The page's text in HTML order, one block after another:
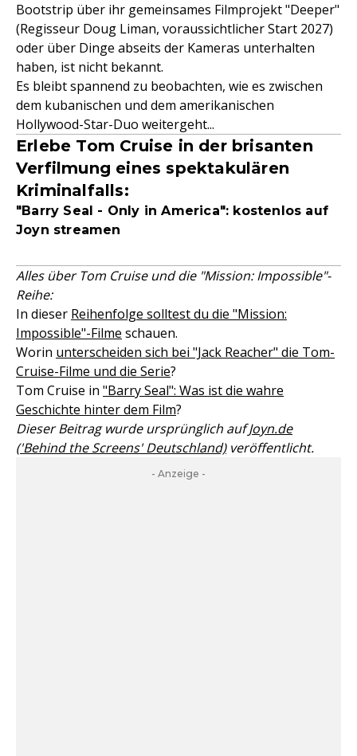
Bootstrip über ihr gemeinsames Filmprojekt "Deeper"
(Regisseur Doug Liman, voraussichtlicher Start 2027)
oder über Dinge abseits der Kameras unterhalten
haben, ist nicht bekannt.
Es bleibt spannend zu beobachten, wie es zwischen
dem kubanischen und dem amerikanischen
Hollywood-Star-Duo weitergeht...
Erlebe Tom Cruise in der brisanten
Verfilmung eines spektakulären
Kriminalfalls:
"Barry Seal - Only in America": kostenlos auf
Joyn streamen
Alles über Tom Cruise und die "Mission: Impossible"-
Reihe:
In dieser Reihenfolge solltest du die "Mission:
Impossible"-Filme schauen.
Worin unterscheiden sich bei "Jack Reacher" die Tom-
Cruise-Filme und die Serie?
Tom Cruise in "Barry Seal": Was ist die wahre
Geschichte hinter dem Film?
Dieser Beitrag wurde ursprünglich aufJoyn.de
('Behind the Screens' Deutschland)veröffentlicht.
- Anzeige -